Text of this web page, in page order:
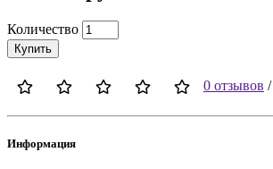
Количество
Купить
0 отзывов /
Информация